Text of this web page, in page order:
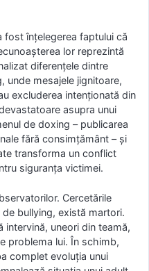
înțelegerea faptului că
lor reprezintă
diferențele dintre
unde mesajele jignitoare,
excluderea intenționată din
asupra unui
de doxing – publicarea
fără consimțământ – și
transforma un conflict
siguranța victimei.
Cercetările
bullying, există martori.
uneori din teamă,
problema lui. În schimb,
complet evoluția unui